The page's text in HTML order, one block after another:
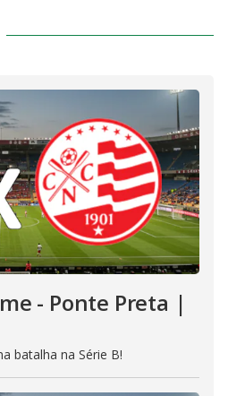
- Ponte Preta |
batalha na Série B!